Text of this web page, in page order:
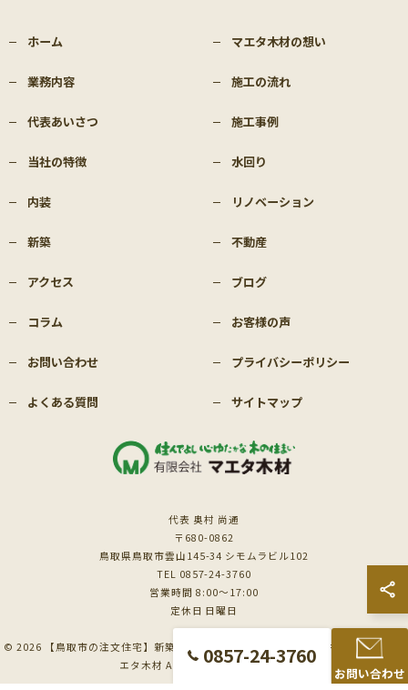
0857-24-3760
お問い合わせ
ホーム マエタ木材の想い
業務内容 施工の流れ
代表あいさつ 施工事例
当社の特徴 水回り
内装 リノベーション
新築 不動産
アクセス ブログ
コラム お客様の声
お問い合わせ プライバシーポリシー
よくある質問 サイトマップ
代表 奥村 尚通
〒680-0862
鳥取県鳥取市雲山145-34 シモムラビル102
TEL 0857-24-3760
営業時間 8:00～17:00
定休日 日曜日
© 2026 【鳥取市の注文住宅】新築も対応の工務店｜価格相談受付中｜有限会社マ
エタ木材 ALL RIGHTS RESERVED.